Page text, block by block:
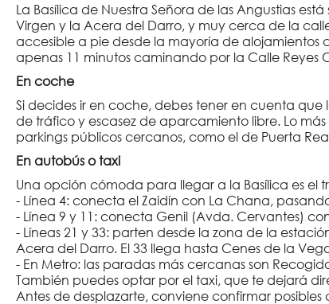
La Basílica de Nuestra Señora de las Angustias
Virgen y la Acera del Darro, y muy cerca de la
accesible a pie desde la mayoría de alojamientos
apenas 11 minutos caminando por la Calle Reyes
En coche
Si decides ir en coche, debes tener en cuenta
de tráfico y escasez de aparcamiento libre. Lo
parkings públicos cercanos, como el de Puerta
En autobús o taxi
Una opción cómoda para llegar a la Basílica es el
- Línea 4: conecta el Zaidín con La Chana,
- Línea 9 y 11: conecta Genil (Avda. Cervantes)
- Líneas 21 y 33: parten desde la zona de la
Acera del Darro. El 33 llega hasta Cenes de la
- En Metro: las paradas más cercanas son
También puedes optar por el taxi, que te dejará
Antes de desplazarte, conviene confirmar